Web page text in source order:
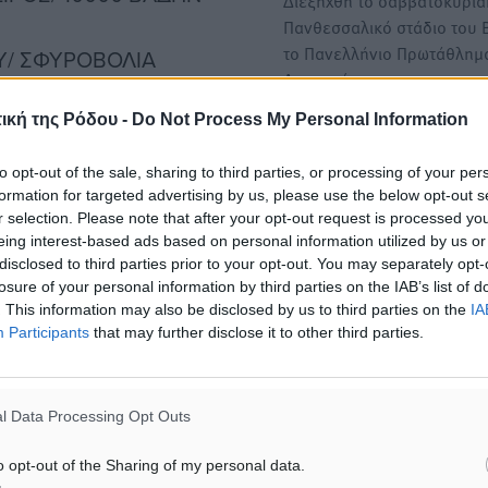
της Ρόδου - Do Not Process My Personal Information
opt-out of the sale, sharing to third parties, or processing of your
for targeted advertising by us, please use the below opt-out
selection. Please note that after your opt-out request is processed
interest-based ads based on personal information utilized by us
to third parties prior to your opt-out. You may separately
of your personal information by third parties on the IAB’s list of
This information may also be disclosed by us to third parties on the
Participants that may further disclose it to other third parties.
Data Processing Opt Outs
opt-out of the Sharing of my personal data.
ΣΦΥΡΟΒΟΛΙΑ
ΣΦΥΡΟΒΟΛΙΑ
ΑΚΟΝΤΙΣΜΟΣ
ΒΑΔΗΝ
Πανθεσσαλικό στάδιο του
το Πανελλήνιο
Ανοιχτού…
Κ23: Μεϊμάρη και Πουλλή
αθλήτριες που αναμένεται
ξεχωρίσουν στις Σέρρες
Επιστροφή της
αυτόνομου Πανελληνίου
Πρωταθλήματος Κ23 στο
καλεντάρι, με…